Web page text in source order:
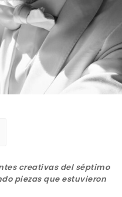
creativas del séptimo
piezas que estuvieron